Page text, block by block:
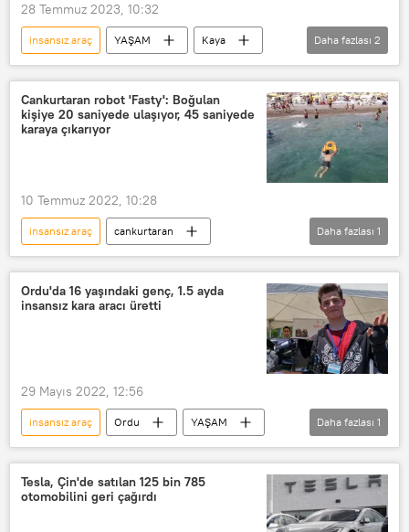
28 Temmuz 2023, 10:32
insansız araç YAŞAM
Kaya
Van Gölü
Araç
Daha fazlası 2
Cankurtaran robot 'Fasty': Boğulan
kişiye 20 saniyede ulaşıyor, 45 saniyede
karaya çıkarıyor
10 Temmuz 2022, 10:28
insansız araç
cankurtaran
TÜRKİYE
Antalya
Daha fazlası 1
Ordu'da 16 yaşındaki genç, 1.5 ayda
insansız kara aracı üretti
29 Mayıs 2022, 12:56
insansız araç Ordu
YAŞAM
Öğrenci
Daha fazlası 1
Tesla, Çin'de satılan 125 bin 785
otomobilini geri çağırdı